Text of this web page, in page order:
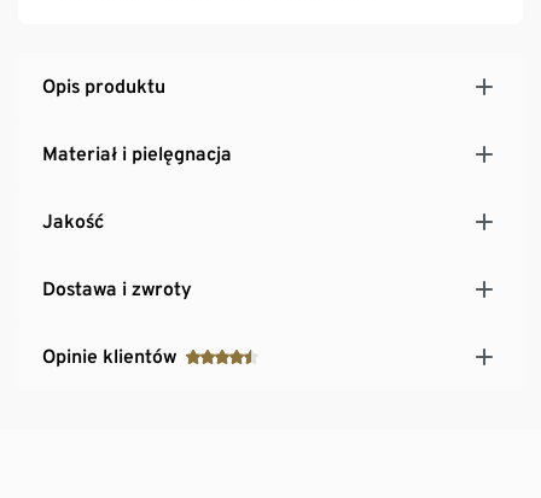
Opis produktu
Materiał i pielęgnacja
Jakość
Dostawa i zwroty
Opinie klientów